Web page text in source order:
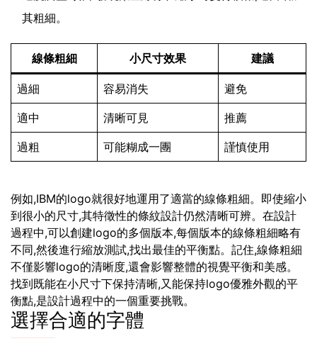
其粗細。
線條粗細 小尺寸效果 建議
過細 容易消失 避免
適中 清晰可見 推薦
過粗 可能糊成一團 謹慎使用
例如,IBM的logo就很好地運用了適當的線條粗細。即使縮小
到很小的尺寸,其特徵性的條紋設計仍然清晰可辨。在設計
過程中,可以創建logo的多個版本,每個版本的線條粗細略有
不同,然後進行縮放測試,找出最佳的平衡點。記住,線條粗細
不僅影響logo的清晰度,還會影響整體的視覺平衡和美感。
找到既能在小尺寸下保持清晰,又能保持logo優雅外觀的平
衡點,是設計過程中的一個重要挑戰。
選擇合適的字體